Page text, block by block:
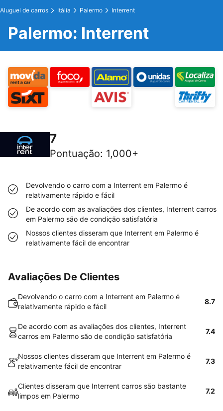
Aluguel de carros Itália Palermo Interrent
Palermo: Interrent
7
Pontuação: 1,000+
Devolvendo o carro com a Interrent em Palermo é
relativamente rápido e fácil
De acordo com as avaliações dos clientes, Interrent carros
em Palermo são de condição satisfatória
Nossos clientes disseram que Interrent em Palermo é
relativamente fácil de encontrar
Avaliações De Clientes
Devolvendo o carro com a Interrent em Palermo é
relativamente rápido e fácil
8.7
De acordo com as avaliações dos clientes, Interrent
carros em Palermo são de condição satisfatória
7.4
Nossos clientes disseram que Interrent em Palermo é
relativamente fácil de encontrar
7.3
Clientes disseram que Interrent carros são bastante
limpos em Palermo
7.2